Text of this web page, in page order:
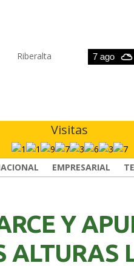
Riberalta
+33°C 7 ago
Visitas
EMPRESARIAL
Y
ALTURAS